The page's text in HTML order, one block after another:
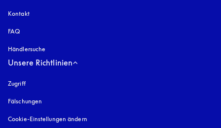
Kontakt
FAQ
Händlersuche
Unsere Richtlinien
Zugrifföffnet sich in einem neuen Tab
Fälschungen
Cookie-Einstellungen ändern